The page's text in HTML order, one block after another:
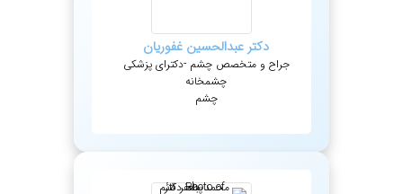
دکترعبدالحسین غفوریان
جراح و متخصص چشم -دکترای پزشکی
چشمخانه
چشم